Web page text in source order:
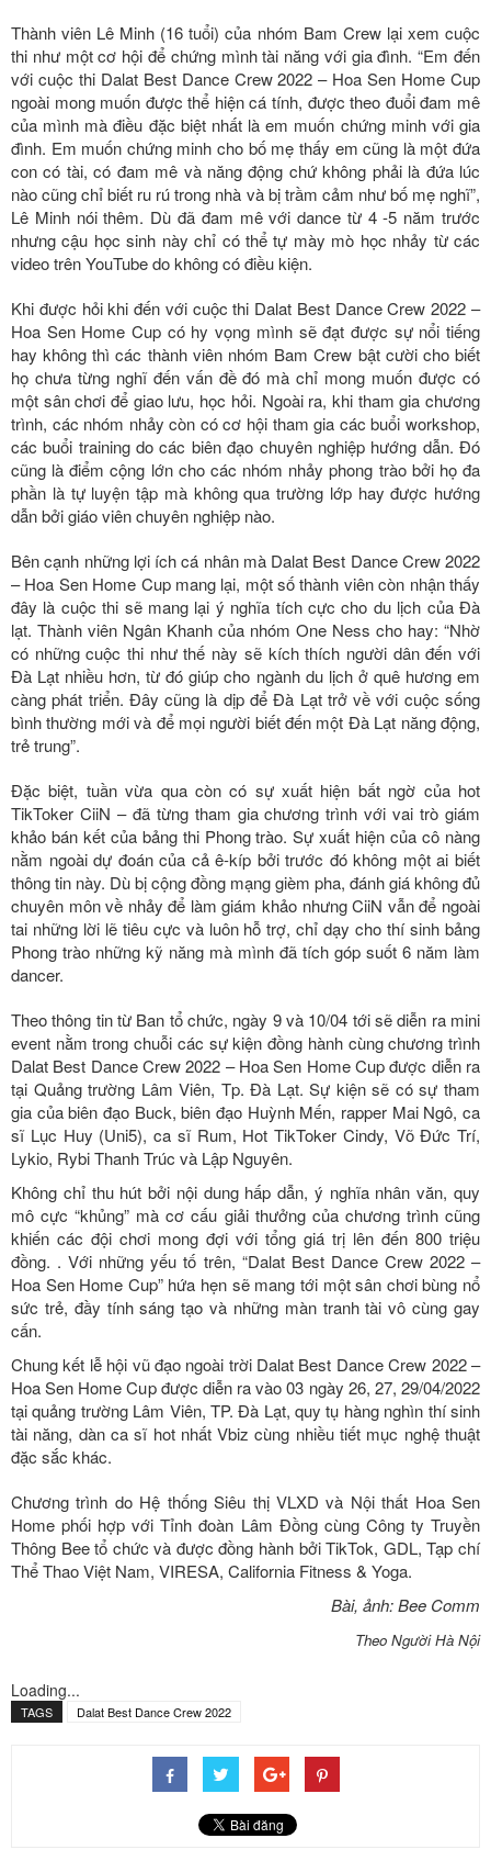
Thành viên Lê Minh (16 tuổi) của nhóm Bam Crew lại xem cuộc
thi như một cơ hội để chứng mình tài năng với gia đình. “Em đến
với cuộc thi Dalat Best Dance Crew 2022 – Hoa Sen Home Cup
ngoài mong muốn được thể hiện cá tính, được theo đuổi đam mê
của mình mà điều đặc biệt nhất là em muốn chứng minh với gia
đình. Em muốn chứng minh cho bố mẹ thấy em cũng là một đứa
con có tài, có đam mê và năng động chứ không phải là đứa lúc
nào cũng chỉ biết ru rú trong nhà và bị trầm cảm như bố mẹ nghĩ”,
Lê Minh nói thêm. Dù đã đam mê với dance từ 4 -5 năm trước
nhưng cậu học sinh này chỉ có thể tự mày mò học nhảy từ các
video trên YouTube do không có điều kiện.
Khi được hỏi khi đến với cuộc thi Dalat Best Dance Crew 2022 –
Hoa Sen Home Cup có hy vọng mình sẽ đạt được sự nổi tiếng
hay không thì các thành viên nhóm Bam Crew bật cười cho biết
họ chưa từng nghĩ đến vấn đề đó mà chỉ mong muốn được có
một sân chơi để giao lưu, học hỏi. Ngoài ra, khi tham gia chương
trình, các nhóm nhảy còn có cơ hội tham gia các buổi workshop,
các buổi training do các biên đạo chuyên nghiệp hướng dẫn. Đó
cũng là điểm cộng lớn cho các nhóm nhảy phong trào bởi họ đa
phần là tự luyện tập mà không qua trường lớp hay được hướng
dẫn bởi giáo viên chuyên nghiệp nào.
Bên cạnh những lợi ích cá nhân mà Dalat Best Dance Crew 2022
– Hoa Sen Home Cup mang lại, một số thành viên còn nhận thấy
đây là cuộc thi sẽ mang lại ý nghĩa tích cực cho du lịch của Đà
lạt. Thành viên Ngân Khanh của nhóm One Ness cho hay: “Nhờ
có những cuộc thi như thế này sẽ kích thích người dân đến với
Đà Lạt nhiều hơn, từ đó giúp cho ngành du lịch ở quê hương em
càng phát triển. Đây cũng là dịp để Đà Lạt trở về với cuộc sống
bình thường mới và để mọi người biết đến một Đà Lạt năng động,
trẻ trung”.
Đặc biệt, tuần vừa qua còn có sự xuất hiện bất ngờ của hot
TikToker CiiN – đã từng tham gia chương trình với vai trò giám
khảo bán kết của bảng thi Phong trào. Sự xuất hiện của cô nàng
nằm ngoài dự đoán của cả ê-kíp bởi trước đó không một ai biết
thông tin này. Dù bị cộng đồng mạng gièm pha, đánh giá không đủ
chuyên môn về nhảy để làm giám khảo nhưng CiiN vẫn để ngoài
tai những lời lẽ tiêu cực và luôn hỗ trợ, chỉ dạy cho thí sinh bảng
Phong trào những kỹ năng mà mình đã tích góp suốt 6 năm làm
dancer.
Theo thông tin từ Ban tổ chức, ngày 9 và 10/04 tới sẽ diễn ra mini
event nằm trong chuỗi các sự kiện đồng hành cùng chương trình
Dalat Best Dance Crew 2022 – Hoa Sen Home Cup được diễn ra
tại Quảng trường Lâm Viên, Tp. Đà Lạt. Sự kiện sẽ có sự tham
gia của biên đạo Buck, biên đạo Huỳnh Mến, rapper Mai Ngô, ca
sĩ Lục Huy (Uni5), ca sĩ Rum, Hot TikToker Cindy, Võ Đức Trí,
Lykio, Rybi Thanh Trúc và Lập Nguyên.
Không chỉ thu hút bởi nội dung hấp dẫn, ý nghĩa nhân văn, quy
mô cực “khủng” mà cơ cấu giải thưởng của chương trình cũng
khiến các đội chơi mong đợi với tổng giá trị lên đến 800 triệu
đồng. . Với những yếu tố trên, “Dalat Best Dance Crew 2022 –
Hoa Sen Home Cup” hứa hẹn sẽ mang tới một sân chơi bùng nổ
sức trẻ, đầy tính sáng tạo và những màn tranh tài vô cùng gay
cấn.
Chung kết lễ hội vũ đạo ngoài trời Dalat Best Dance Crew 2022 –
Hoa Sen Home Cup được diễn ra vào 03 ngày 26, 27, 29/04/2022
tại quảng trường Lâm Viên, TP. Đà Lạt, quy tụ hàng nghìn thí sinh
tài năng, dàn ca sĩ hot nhất Vbiz cùng nhiều tiết mục nghệ thuật
đặc sắc khác.
Chương trình do Hệ thống Siêu thị VLXD và Nội thất Hoa Sen
Home phối hợp với Tỉnh đoàn Lâm Đồng cùng Công ty Truyền
Thông Bee tổ chức và được đồng hành bởi TikTok, GDL, Tạp chí
Thể Thao Việt Nam, VIRESA, California Fitness & Yoga.
Bài, ảnh: Bee Comm
Theo Người Hà Nội
Loading...
TAGS Dalat Best Dance Crew 2022